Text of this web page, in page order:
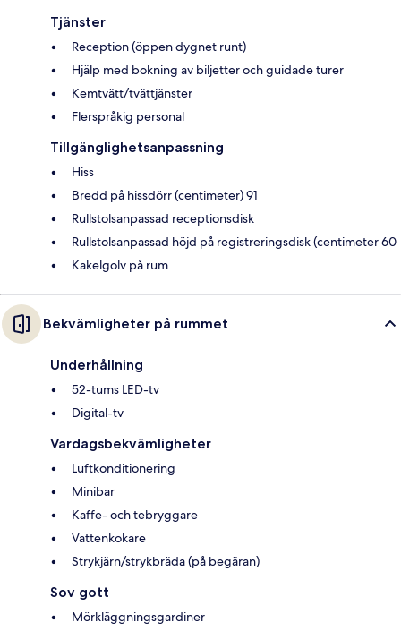
Tjänster
Reception (öppen dygnet runt)
Hjälp med bokning av biljetter och guidade turer
Kemtvätt/tvättjänster
Flerspråkig personal
Tillgänglighetsanpassning
Hiss
Bredd på hissdörr (centimeter) 91
Rullstolsanpassad receptionsdisk
Rullstolsanpassad höjd på registreringsdisk (centimeter 60
Kakelgolv på rum
Bekvämligheter på rummet
Underhållning
52-tums LED-tv
Digital-tv
Vardagsbekvämligheter
Luftkonditionering
Minibar
Kaffe- och tebryggare
Vattenkokare
Strykjärn/strykbräda (på begäran)
Sov gott
Mörkläggningsgardiner